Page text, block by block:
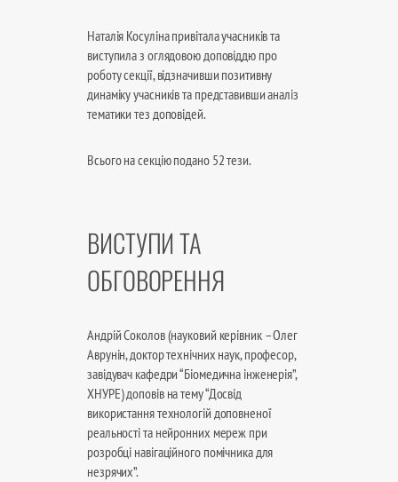
Наталія Косуліна привітала учасників та
виступила з оглядовою доповіддю про
роботу секції, відзначивши позитивну
динаміку учасників та представивши аналіз
тематики тез доповідей.
Всього на секцію подано 52 тези.
ВИСТУПИ ТА
ОБГОВОРЕННЯ
Андрій Соколов (науковий керівник – Олег
Аврунін, доктор технічних наук, професор,
завідувач кафедри “Біомедична інженерія”,
ХНУРЕ) доповів на тему “Досвід
використання технологій доповненої
реальності та нейронних мереж при
розробці навігаційного помічника для
незрячих”.